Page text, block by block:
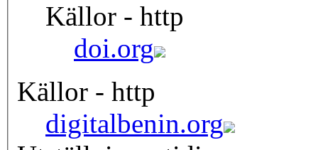
Källor - http
doi.org
Källor - http
digitalbenin.org